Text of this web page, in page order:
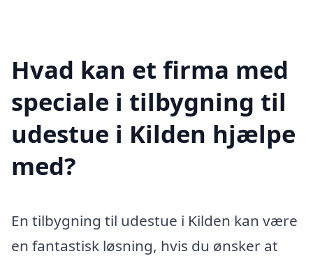
Hvad kan et firma med
speciale i tilbygning til
udestue i Kilden hjælpe
med?
En tilbygning til udestue i Kilden kan være
en fantastisk løsning, hvis du ønsker at